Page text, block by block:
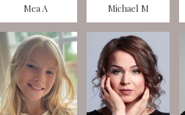
Mea A Michael M